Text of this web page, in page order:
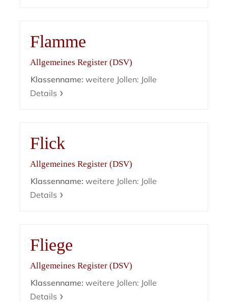
Flamme
Allgemeines Register (DSV)
Klassenname: weitere Jollen: Jolle
Details
Flick
Allgemeines Register (DSV)
Klassenname: weitere Jollen: Jolle
Details
Fliege
Allgemeines Register (DSV)
Klassenname: weitere Jollen: Jolle
Details